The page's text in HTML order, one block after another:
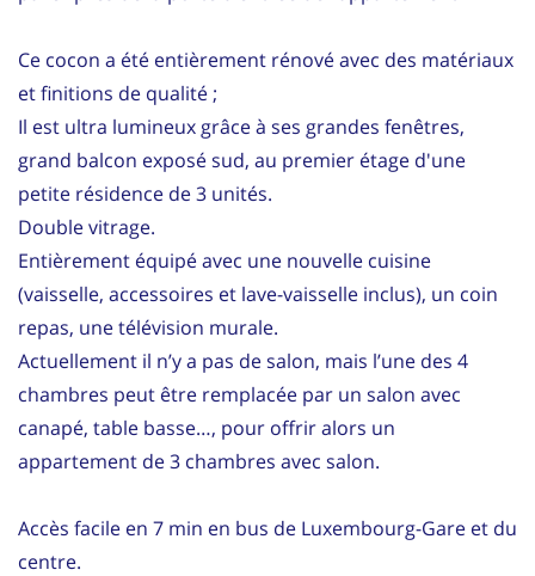
Ce cocon a été entièrement rénové avec des matériaux
et finitions de qualité ;
Il est ultra lumineux grâce à ses grandes fenêtres,
grand balcon exposé sud, au premier étage d'une
petite résidence de 3 unités.
Double vitrage.
Entièrement équipé avec une nouvelle cuisine
(vaisselle, accessoires et lave-vaisselle inclus), un coin
repas, une télévision murale.
Actuellement il n’y a pas de salon, mais l’une des 4
chambres peut être remplacée par un salon avec
canapé, table basse…, pour offrir alors un
appartement de 3 chambres avec salon.
Accès facile en 7 min en bus de Luxembourg-Gare et du
centre.